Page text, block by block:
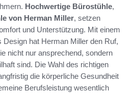
Hochwertige Bürostühle,
von Herman Miller, setzen
und Unterstützung. Mit einem
hat Herman Miller den Ruf,
nicht nur ansprechend, sondern
sind. Die Wahl des richtigen
die körperliche Gesundheit
Berufsleistung wesentlich